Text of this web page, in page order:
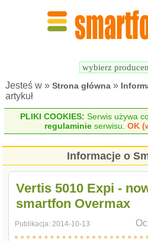
Jesteś w »Strona główna »
artykuł
PLIKI COOKIES: Serwis używa
regulaminie serwisu.OK
Informacje o
Vertis 5010 Expi -
smartfon Overmax
Publikacja:2014-10-13